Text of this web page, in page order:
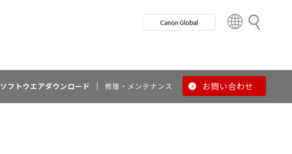
検
Canon Global
t
y
ソフトウエアダウンロード 修理・メンテナンス お問い合わせ